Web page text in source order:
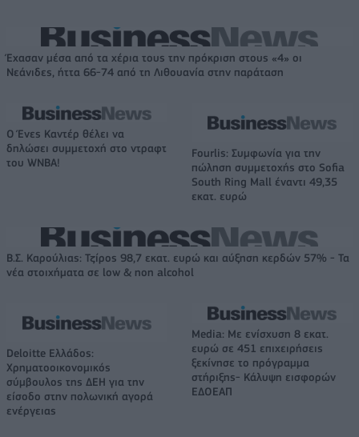
Έχασαν μέσα από τα χέρια τους την πρόκριση στους «4» οι
Νεάνιδες, ήττα 66-74 από τη Λιθουανία στην παράταση
Ο Ένες Καντέρ θέλει να
δηλώσει συμμετοχή στο ντραφτ
του WNBA!
Fourlis: Συμφωνία για την
πώληση συμμετοχής στο Sofia
South Ring Mall έναντι 49,35
εκατ. ευρώ
Β.Σ. Καρούλιας: Τζίρος 98,7 εκατ. ευρώ και αύξηση κερδών 57% - Τα
νέα στοιχήματα σε low & non alcohol
Deloitte Ελλάδος:
Χρηματοοικονομικός
σύμβουλος της ΔΕΗ για την
είσοδο στην πολωνική αγορά
ενέργειας
Media: Με ενίσχυση 8 εκατ.
ευρώ σε 451 επιχειρήσεις
ξεκίνησε το πρόγραμμα
στήριξης- Κάλυψη εισφορών
ΕΔΟΕΑΠ